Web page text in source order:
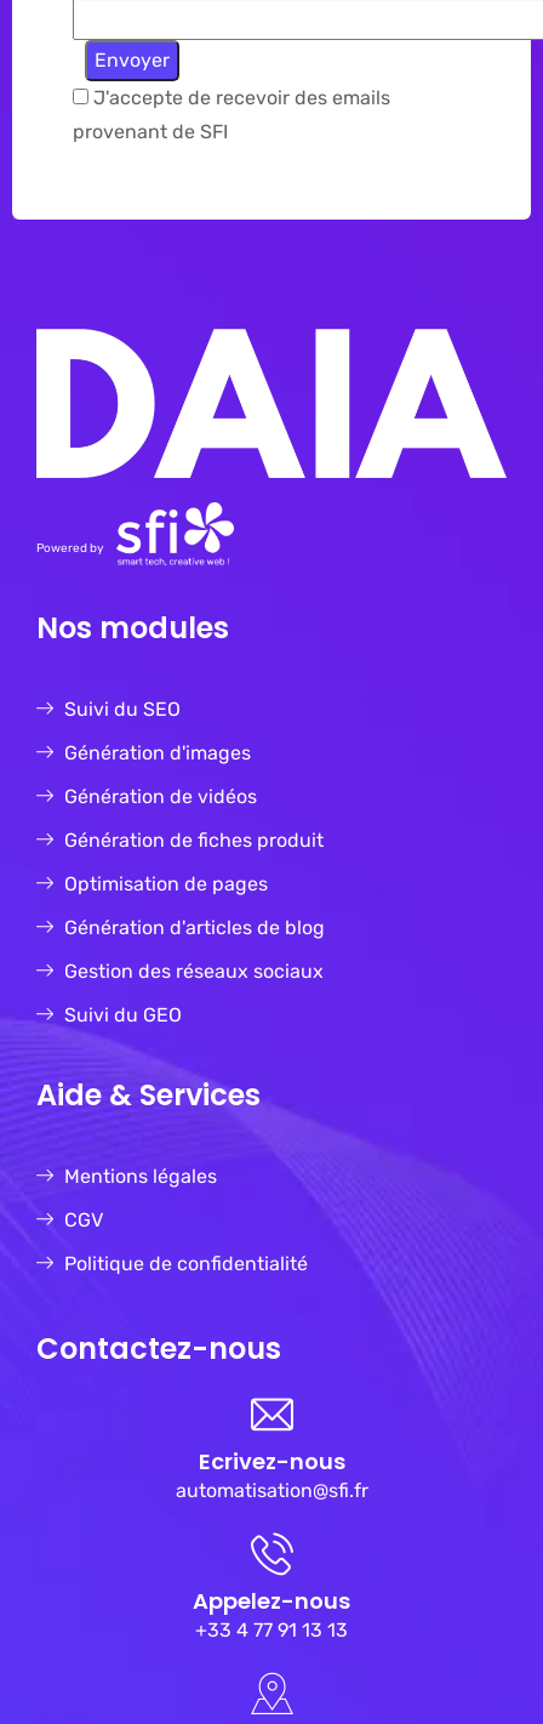
J'accepte de recevoir des emails
provenant de SFI
Powered by
Nos modules
Suivi du SEO
Génération d'images
Génération de vidéos
Génération de fiches produit
Optimisation de pages
Génération d'articles de blog
Gestion des réseaux sociaux
Suivi du GEO
Aide & Services
Mentions légales
CGV
Politique de confidentialité
Contactez-nous
Ecrivez-nous
automatisation@sfi.fr
Appelez-nous
+33 4 77 91 13 13